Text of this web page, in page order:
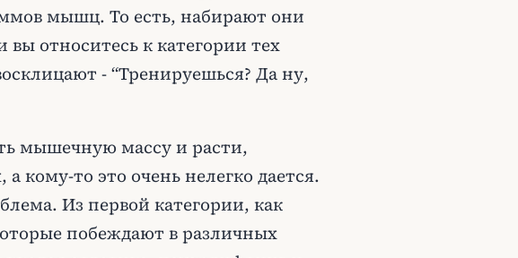
мышц. То есть, набирают они
относитесь к категории тех
- “Тренируешься? Да ну,
мышечную массу и расти,
кому-то это очень нелегко дается.
Из первой категории, как
побеждают в различных